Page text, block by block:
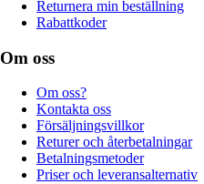
Returnera min beställning
Rabattkoder
Om oss
Om oss?
Kontakta oss
Försäljningsvillkor
Returer och återbetalningar
Betalningsmetoder
Priser och leveransalternativ